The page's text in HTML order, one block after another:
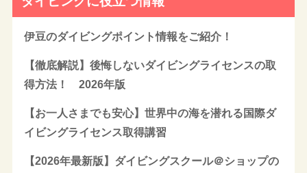
伊豆のダイビングポイント情報をご紹介！
【徹底解説】後悔しないダイビングライセンスの取
得方法！ 2026年版
【お一人さまでも安心】世界中の海を潜れる国際ダ
イビングライセンス取得講習
【2026年最新版】ダイビングスクール＠ショップの